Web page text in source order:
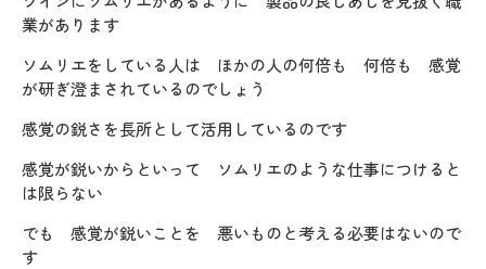
業があります
ソムリエをしている人は ほかの人の何倍も 何倍も 感覚
が研ぎ澄まされているのでしょう
感覚の鋭さを長所として活用しているのです
感覚が鋭いからといって ソムリエのような仕事につけると
は限らない
でも 感覚が鋭いことを 悪いものと考える必要はないので
す